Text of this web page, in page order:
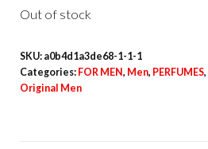
Out of stock
SKU: a0b4d1a3de68-1-1-1
Categories: FOR MEN, Men, PERFUMES,
Original Men